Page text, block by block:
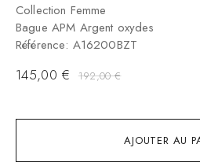
AJOUTER AU
Collection Femme
Bague APM Argent oxydes
Référence: A16200BZT
192,00€
145,00 €